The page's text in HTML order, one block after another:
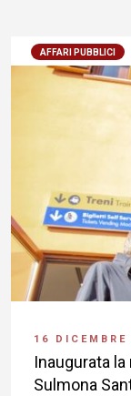
AFFARI PUBBLICI
16 DICEMBRE
Inaugurata
Sulmona